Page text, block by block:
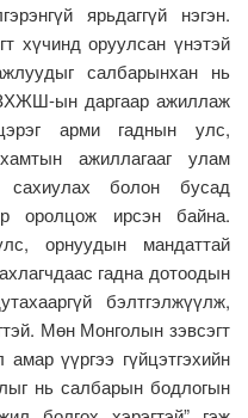
ярьдаггүй нэгэн.
хүчинд оруулсан үнэтэй
салбарынхан нь
ын даргаар ажиллаж
арми гаднын улс,
ажиллагааг улам
сахиулах болон бусад
оролцож ирсэн байна.
орнуудын мандаттай
гадна дотоодын
бэлтгэлжүүлж,
Мөн Монголын зэвсэгт
үүргээ гүйцэтгэхийн
нь салбарын бодлогын